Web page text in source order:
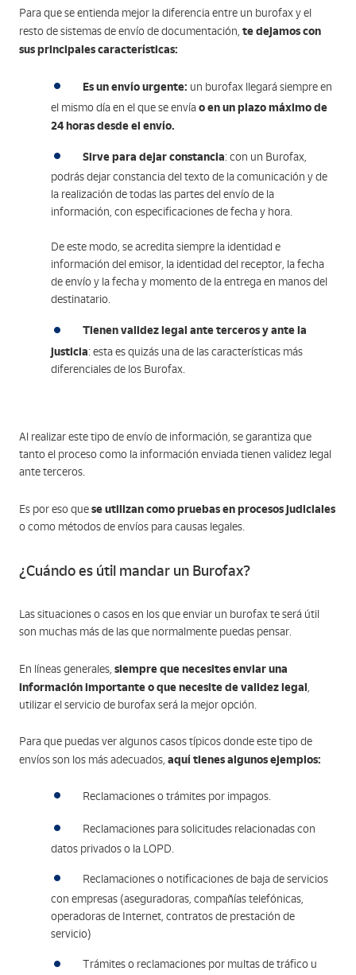
Para que se entienda mejor la diferencia entre un burofax y el
resto de sistemas de envío de documentación, te dejamos con
sus principales características:
Es un envío urgente: un burofax llegará siempre en
el mismo día en el que se envíao en un plazo máximo de
24 horas desde el envío.
Sirve para dejar constancia: con un Burofax,
podrás dejar constancia del texto de la comunicación y de
la realización de todas las partes del envío de la
información, con especificaciones de fecha y hora.
De este modo, se acredita siempre la identidad e
información del emisor, la identidad del receptor, la fecha
de envío y la fecha y momento de la entrega en manos del
destinatario.
Tienen validez legal ante terceros y ante la
justicia: esta es quizás una de las características más
diferenciales de los Burofax.
Al realizar este tipo de envío de información, se garantiza que
tanto el proceso como la información enviada tienen validez legal
ante terceros.
Es por eso quese utilizan como pruebas en procesos judiciales
o como métodos de envíos para causas legales.
¿Cuándo es útil mandar un Burofax?
Las situaciones o casos en los que enviar un burofax te será útil
son muchas más de las que normalmente puedas pensar.
En líneas generales, siempre que necesites enviar una
información importante o que necesite de validez legal,
utilizar el servicio de burofax será la mejor opción.
Para que puedas ver algunos casos típicos donde este tipo de
envíos son los más adecuados, aquí tienes algunos ejemplos:
Reclamaciones o trámites por impagos.
Reclamaciones para solicitudes relacionadas con
datos privados o la LOPD.
Reclamaciones o notificaciones de baja de servicios
con empresas (aseguradoras, compañías telefónicas,
operadoras de Internet, contratos de prestación de
servicio)
Trámites o reclamaciones por multas de tráfico u